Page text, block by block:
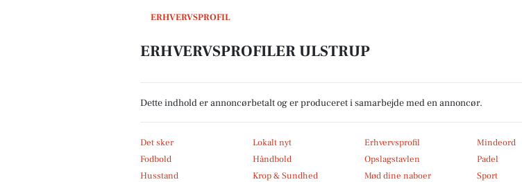
ERHVERVSPROFIL
ERHVERVSPROFILER ULSTRUP
Dette indhold er annoncørbetalt og er produceret i samarbejde med en annoncør.
Det sker Lokalt nyt Erhvervsprofil Mindeord
Fodbold
Håndbold Opslagstavlen Padel
Husstand
Krop & Sundhed Mød dine naboer Sport